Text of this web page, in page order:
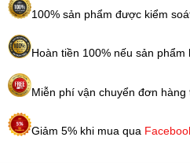
Làm
Mảng
Bám
10ml
số
lượng
100% sản phẩm được kiểm
Hoàn tiền 100% nếu sản
Miễn phí vận chuyển đơn
Giảm 5% khi mua qua